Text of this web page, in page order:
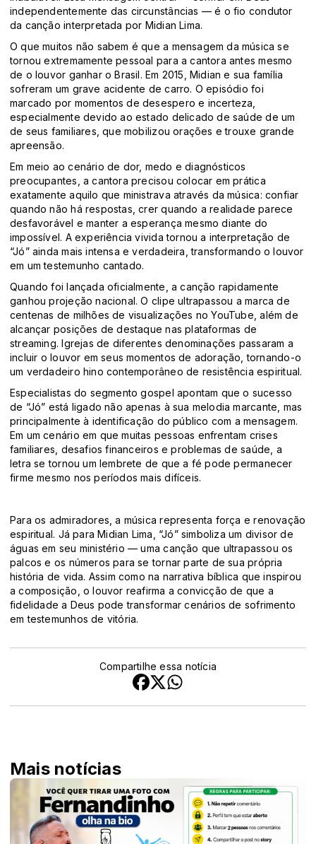
independentemente das circunstâncias — é o fio condutor
da canção interpretada por Midian Lima.
O que muitos não sabem é que a mensagem da música se
tornou extremamente pessoal para a cantora antes mesmo
de o louvor ganhar o Brasil. Em 2015, Midian e sua família
sofreram um grave acidente de carro. O episódio foi
marcado por momentos de desespero e incerteza,
especialmente devido ao estado delicado de saúde de um
de seus familiares, que mobilizou orações e trouxe grande
apreensão.
Em meio ao cenário de dor, medo e diagnósticos
preocupantes, a cantora precisou colocar em prática
exatamente aquilo que ministrava através da música: confiar
quando não há respostas, crer quando a realidade parece
desfavorável e manter a esperança mesmo diante do
impossível. A experiência vivida tornou a interpretação de
“Jó” ainda mais intensa e verdadeira, transformando o louvor
em um testemunho cantado.
Quando foi lançada oficialmente, a canção rapidamente
ganhou projeção nacional. O clipe ultrapassou a marca de
centenas de milhões de visualizações no YouTube, além de
alcançar posições de destaque nas plataformas de
streaming. Igrejas de diferentes denominações passaram a
incluir o louvor em seus momentos de adoração, tornando-o
um verdadeiro hino contemporâneo de resistência espiritual.
Especialistas do segmento gospel apontam que o sucesso
de “Jó” está ligado não apenas à sua melodia marcante, mas
principalmente à identificação do público com a mensagem.
Em um cenário em que muitas pessoas enfrentam crises
familiares, desafios financeiros e problemas de saúde, a
letra se tornou um lembrete de que a fé pode permanecer
firme mesmo nos períodos mais difíceis.
Para os admiradores, a música representa força e renovação
espiritual. Já para Midian Lima, “Jó” simboliza um divisor de
águas em seu ministério — uma canção que ultrapassou os
palcos e os números para se tornar parte de sua própria
história de vida. Assim como na narrativa bíblica que inspirou
a composição, o louvor reafirma a convicção de que a
fidelidade a Deus pode transformar cenários de sofrimento
em testemunhos de vitória.
Compartilhe essa notícia
Mais notícias